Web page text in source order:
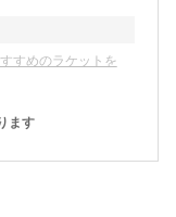
すめのラケットを
ます